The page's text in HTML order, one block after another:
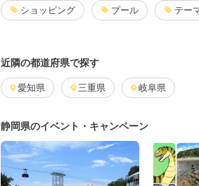
ショッピング プール テー
近隣の都道府県で探す
愛知県 三重県 岐阜県
静岡県のイベント・キャンペーン